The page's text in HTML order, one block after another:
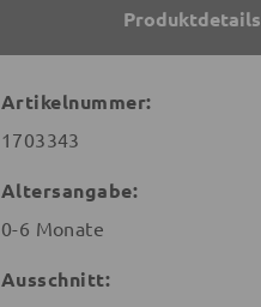
Produktdetails
Artikelnummer:
1703343
Altersangabe:
0-6 Monate
Ausschnitt: